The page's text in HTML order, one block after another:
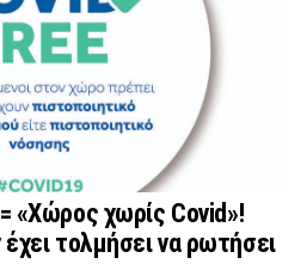
«Χώρος χωρίς Covid»!
τολμήσει να ρωτήσει